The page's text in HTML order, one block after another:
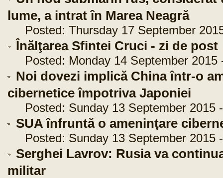
lume, a intrat în Marea Neagră
Posted: Thursday 17 September
Înălţarea Sfintei Cruci - zi de post
Posted: Monday 14 September 2015
Noi dovezi implică China într-o
cibernetice împotriva Japoniei
Posted: Sunday 13 September 2015
SUA înfruntă o ameninţare
Posted: Sunday 13 September 2015
Serghei Lavrov: Rusia va
militar